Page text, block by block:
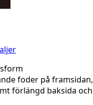
foder på framsidan,
förlängd baksida och